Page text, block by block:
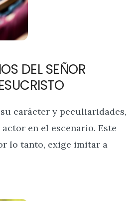
DEL SEÑOR
carácter y peculiaridades,
en el escenario. Este
lo tanto, exige imitar a